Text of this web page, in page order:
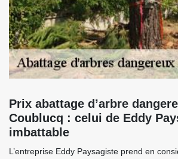
Prix abattage d’arbre
Coublucq : celui de Eddy
imbattable
L’entreprise Eddy Paysagiste prend en